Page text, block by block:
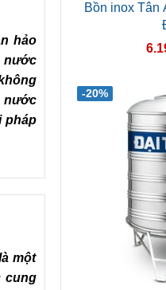
hảo
nước
nước
pháp
một
cung
Bồn inox Tân
-20%